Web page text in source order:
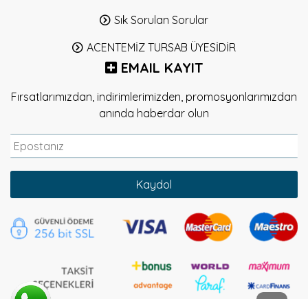
Sık Sorulan Sorular
ACENTEMİZ TURSAB ÜYESİDİR
EMAIL KAYIT
Fırsatlarımızdan, indirimlerimizden, promosyonlarımızdan
anında haberdar olun
Kaydol